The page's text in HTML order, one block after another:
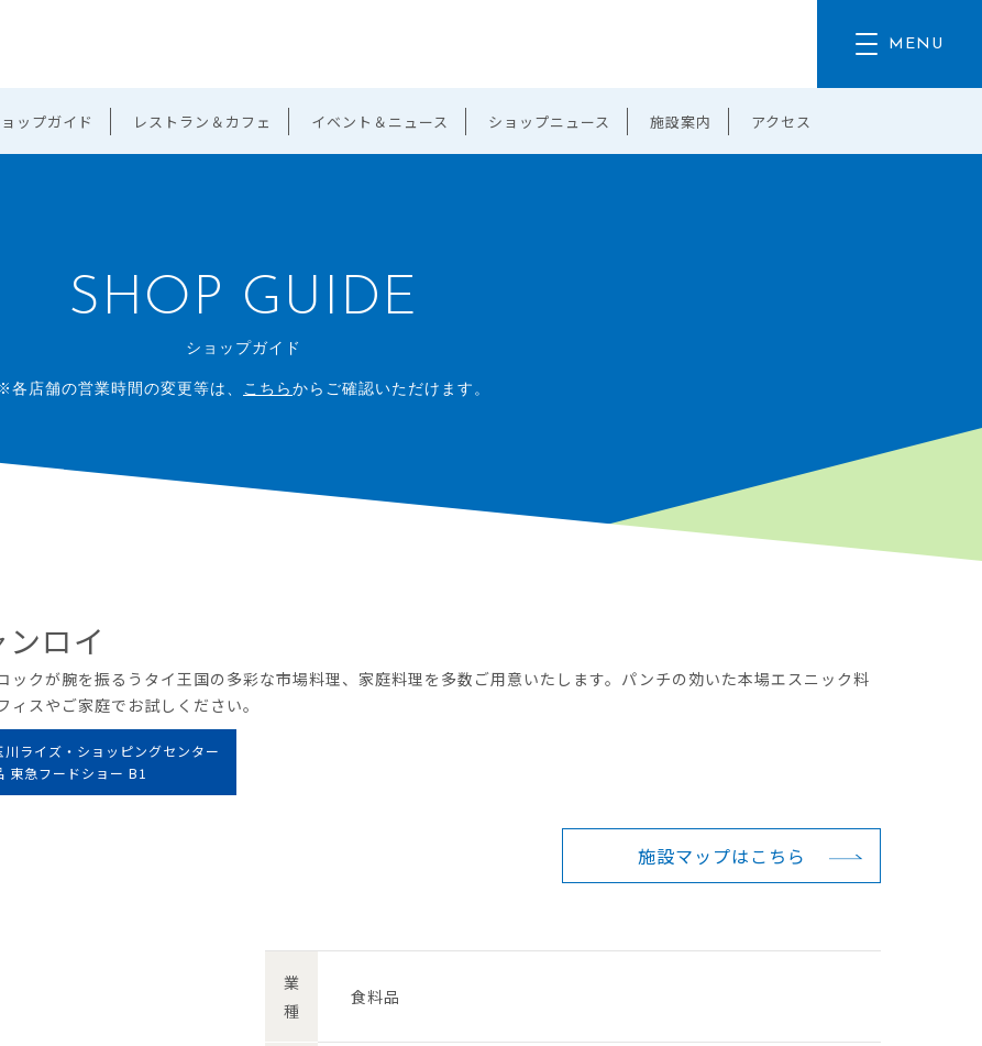
ップガイド レストラン＆カフェ イベント＆ニュース ショップニュース 施設案内 アクセス
SHOP GUIDE
ショップガイド
各店舗の営業時間の変更等は、 こちら からご確認いただけます。
ロイ
ックが腕を振るうタイ王国の多彩な市場料理、家庭料理を多数ご用意いたします。パンチの効いた本場エスニック料
ィスやご家庭でお試しください。
川ライズ・ショッピングセンター
東急フードショー B1
施設マップはこちら
業
種
食料品